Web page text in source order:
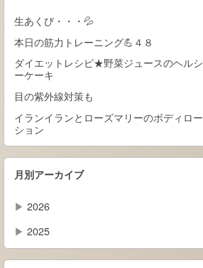
生あくび・・・💦
本日の筋力トレーニング💪４８
ダイエットレシピ★野菜ジュースのヘルシ
ーケーキ
目の紫外線対策も
イランイランとローズマリーのボディロー
ション
月別アーカイブ
▶ 2026
▶ 2025